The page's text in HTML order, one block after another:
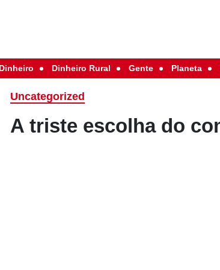
Dinheiro Dinheiro Rural Gente Planeta
Uncategorized
A triste escolha do